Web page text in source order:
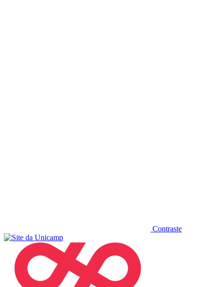
Contraste